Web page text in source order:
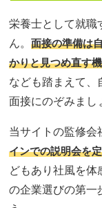
栄養士として就職
ん。面接の準備は
かりと見つめ直す
なども踏まえて、
面接にのぞみまし
当サイトの監修会
インでの説明会を
どもあり社風を体
の企業選びの第一